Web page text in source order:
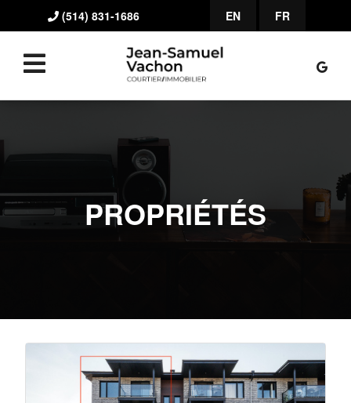
(514) 831-1686 EN FR
PROPRIÉTÉS